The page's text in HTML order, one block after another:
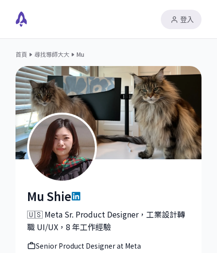
登入
首頁 尋找導師大大 Mu
Mu Shie|Senior Product Designer at Meta
Mu Shie
🇺🇸 Meta Sr. Product Designer，工業設計轉
職 UI/UX，8 年工作經驗
Senior Product Designer at Meta